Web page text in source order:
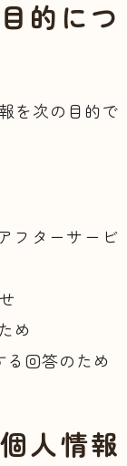
的につ
を次の目的で
フターサービ
め
る回答のため
人情報